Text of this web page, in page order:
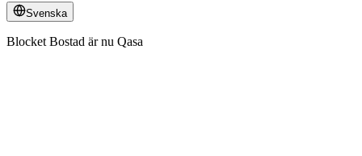
Svenska
Blocket Bostad är nu Qasa